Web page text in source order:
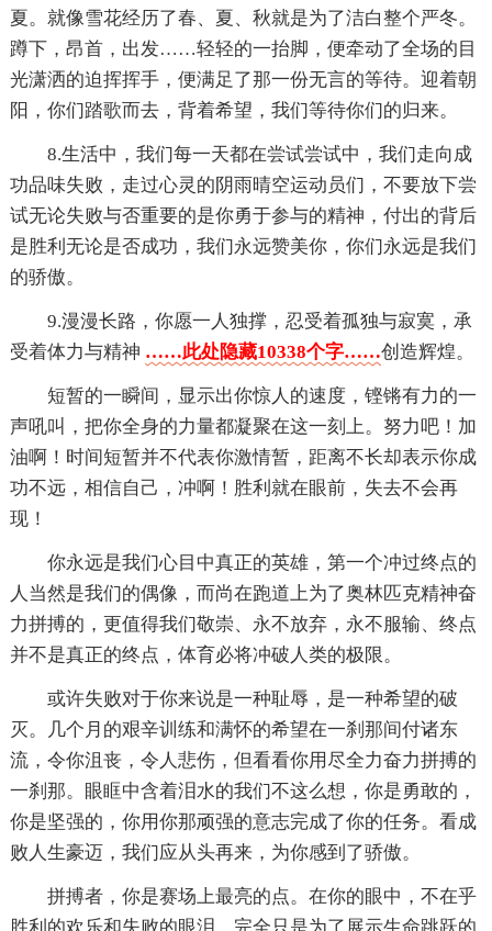
夏。就像雪花经历了春、夏、秋就是为了洁白整个严冬。
蹲下，昂首，出发……轻轻的一抬脚，便牵动了全场的目
光潇洒的迫挥挥手，便满足了那一份无言的等待。迎着朝
阳，你们踏歌而去，背着希望，我们等待你们的归来。
8.生活中，我们每一天都在尝试尝试中，我们走向成
功品味失败，走过心灵的阴雨晴空运动员们，不要放下尝
试无论失败与否重要的是你勇于参与的精神，付出的背后
是胜利无论是否成功，我们永远赞美你，你们永远是我们
的骄傲。
9.漫漫长路，你愿一人独撑，忍受着孤独与寂寞，承
受着体力与精神 ……此处隐藏10338个字……创造辉煌。
短暂的一瞬间，显示出你惊人的速度，铿锵有力的一
声吼叫，把你全身的力量都凝聚在这一刻上。努力吧！加
油啊！时间短暂并不代表你激情暂，距离不长却表示你成
功不远，相信自己，冲啊！胜利就在眼前，失去不会再
现！
你永远是我们心目中真正的英雄，第一个冲过终点的
人当然是我们的偶像，而尚在跑道上为了奥林匹克精神奋
力拼搏的，更值得我们敬崇、永不放弃，永不服输、终点
并不是真正的终点，体育必将冲破人类的极限。
或许失败对于你来说是一种耻辱，是一种希望的破
灭。几个月的艰辛训练和满怀的希望在一刹那间付诸东
流，令你沮丧，令人悲伤，但看看你用尽全力奋力拼搏的
一刹那。眼眶中含着泪水的我们不这么想，你是勇敢的，
你是坚强的，你用你那顽强的意志完成了你的任务。看成
败人生豪迈，我们应从头再来，为你感到了骄傲。
拼搏者，你是赛场上最亮的点。在你的眼中，不在乎